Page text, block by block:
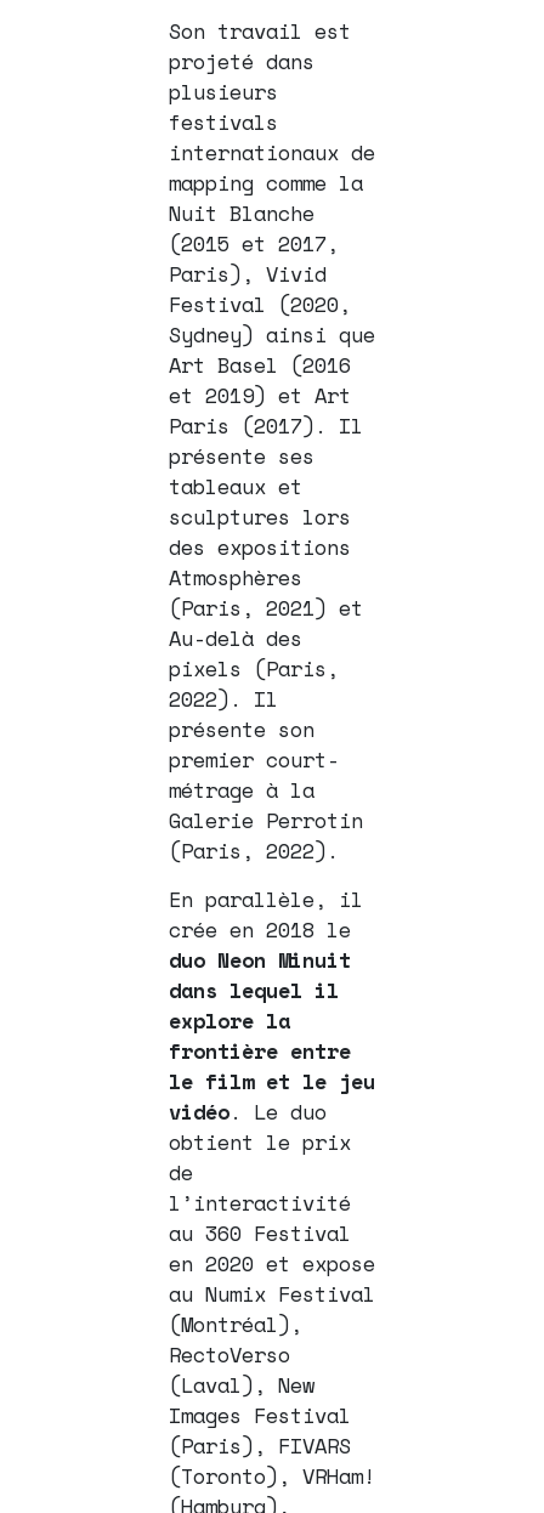
Son travail est
projeté dans
plusieurs
festivals
internationaux de
mapping comme la
Nuit Blanche
(2015 et 2017,
Paris), Vivid
Festival (2020,
Sydney) ainsi que
Art Basel (2016
et 2019) et Art
Paris (2017). Il
présente ses
tableaux et
sculptures lors
des expositions
Atmosphères
(Paris, 2021) et
Au-delà des
pixels (Paris,
2022). Il
présente son
premier court-
métrage à la
Galerie Perrotin
(Paris, 2022).
En parallèle, il
crée en 2018 le
duo Neon Minuit
dans lequel il
explore la
frontière entre
le film et le jeu
vidéo. Le duo
obtient le prix
de
l’interactivité
au 360 Festival
en 2020 et expose
au Numix Festival
(Montréal),
RectoVerso
(Laval), New
Images Festival
(Paris), FIVARS
(Toronto), VRHam!
(Hamburg),